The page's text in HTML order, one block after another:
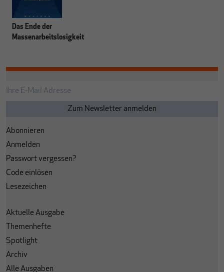
Das Ende der
Massenarbeitslosigkeit
Abonnieren
Anmelden
Passwort vergessen?
Code einlösen
Lesezeichen
Aktuelle Ausgabe
Themenhefte
Spotlight
Archiv
Alle Ausgaben